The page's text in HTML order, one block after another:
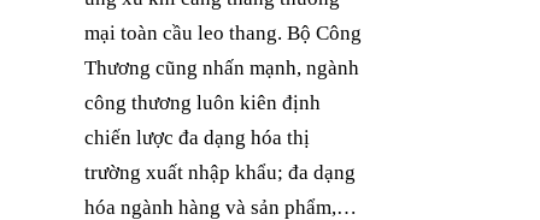
mại toàn cầu leo thang. Bộ Công
Thương cũng nhấn mạnh, ngành
công thương luôn kiên định
chiến lược đa dạng hóa thị
trường xuất nhập khẩu; đa dạng
hóa ngành hàng và sản phẩm,…